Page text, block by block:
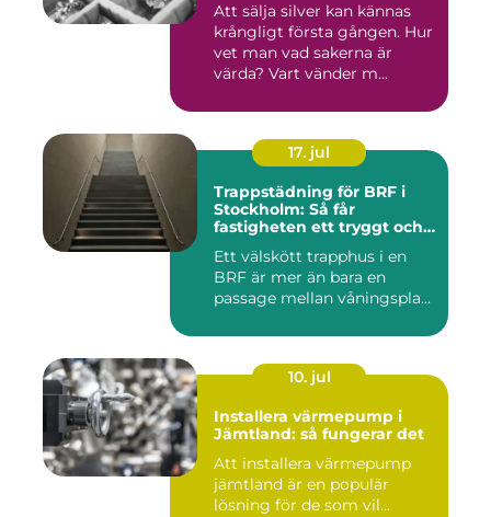
Att sälja silver kan kännas
krångligt första gången. Hur
vet man vad sakerna är
värda? Vart vänder m...
17. jul
Trappstädning för BRF i
Stockholm: Så får
fastigheten ett tryggt och
Ett välskött trapphus i en
BRF är mer än bara en
passage mellan våningspla...
10. jul
Installera värmepump i
Jämtland: så fungerar det
Att installera värmepump
jämtland är en populär
lösning för de som vil...